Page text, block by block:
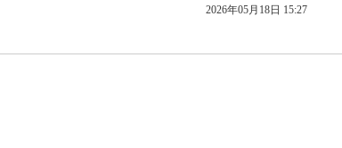
2026年05月18日 15:27